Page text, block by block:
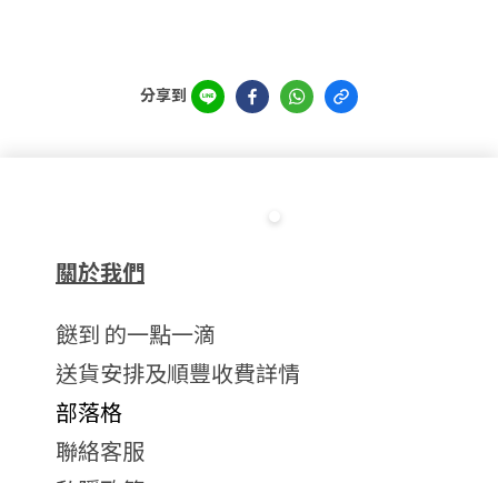
分享到
關於我們
餸到 的一點一滴
送貨安排及順豐收費詳情
部落格
聯絡客服